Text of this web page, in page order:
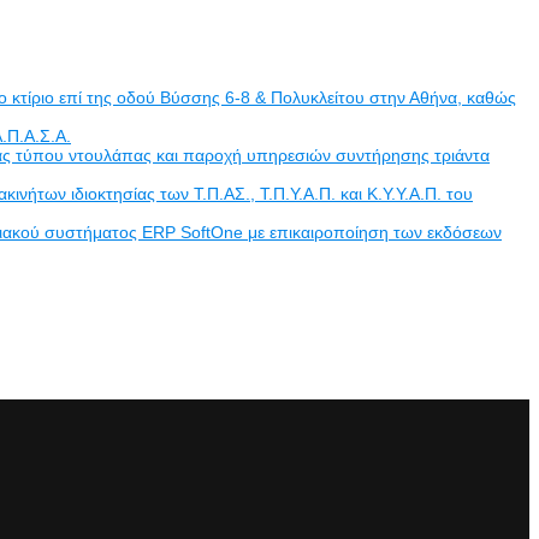
επί της οδού Βύσσης 6-8 & Πολυκλείτου στην Αθήνα, καθώς
τύπου ντουλάπας και παροχή υπηρεσιών συντήρησης τριάντα
ιδιοκτησίας των Τ.Π.ΑΣ., Τ.Π.Υ.Α.Π. και Κ.Υ.Υ.Α.Π. του
συστήματος ERP SoftOne με επικαιροποίηση των εκδόσεων